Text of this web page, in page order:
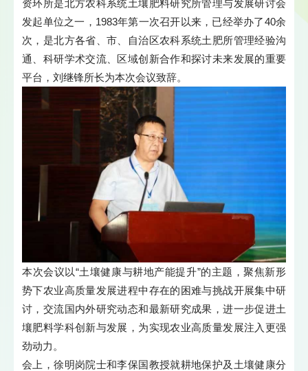
资环所是北方农科系统土壤肥料研究所管理与发展研讨会
发起单位之一，1983年第一次召开以来，已经举办了40余
次，是北方各省、市、自治区农科系统土肥所管理经验沟
通、科研学术交流、区域创新合作和探讨未来发展的重要
平台，刘继锋所长为本次会议致辞。
本次会议以“土壤健康与耕地产能提升”的主题，聚焦新形
势下农业高质量发展进程中存在的困难与挑战开展集中研
讨，交流国内外研究动态和最新研究成果，进一步促进土
壤肥料学科创新与发展，为实现农业高质量发展注入更强
劲动力。
会上，徐明岗院士和李保国教授就耕地保护及土壤健康分